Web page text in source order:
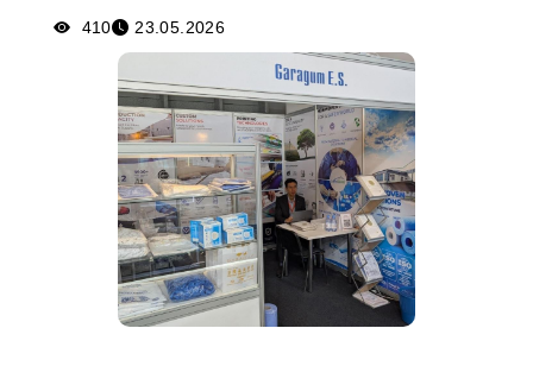
410 23.05.2026